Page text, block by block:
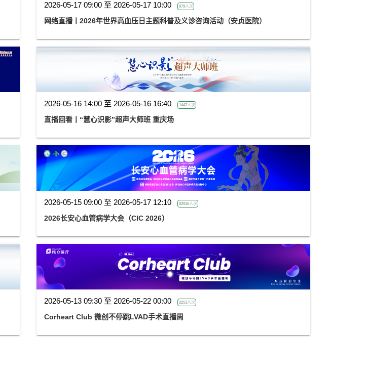
2026-05-17 09:00 至 2026-05-17 10:00 979人次
网络直播丨2026年世界高血压日主题科普及义诊咨询活动（安贞医院）
2026-05-16 14:00 至 2026-05-16 16:40 1447人次
直播回看丨“慧心识影”超声大师班 重庆场
2026-05-15 09:00 至 2026-05-17 12:10 82916人次
2026长安心血管病学大会（CIC 2026）
2026-05-13 09:30 至 2026-05-22 00:00 2251人次
Corheart Club 微创不停跳LVAD手术直播周